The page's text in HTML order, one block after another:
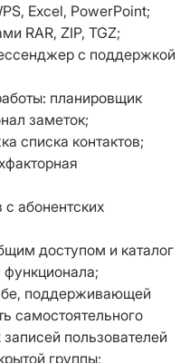
Excel, PowerPoint;
RAR, ZIP, TGZ;
с поддержкой
планировщик
заметок;
списка контактов;
с абонентских
доступом и каталог
поддерживающей
самостоятельного
пользователей
группы;